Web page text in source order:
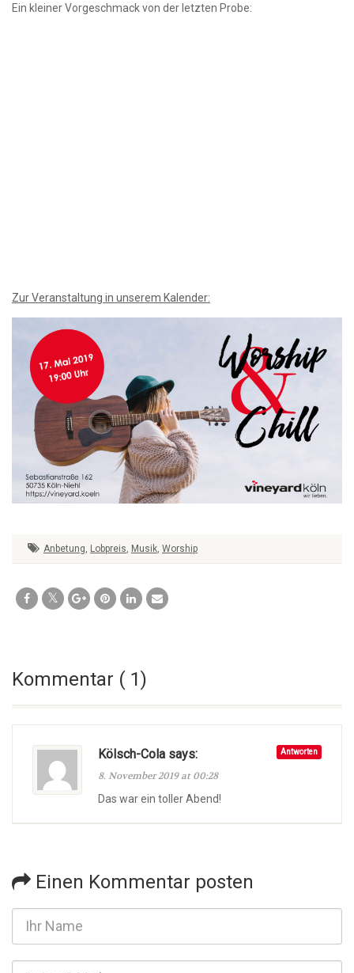
Ein kleiner Vorgeschmack von der letzten Probe:
Zur Veranstaltung in unserem Kalender:
Anbetung Lobpreis Musik Worship
Kommentar ( 1)
Antworten
Kölsch-Cola says:
8. November 2019 at 00:28
Das war ein toller Abend!
Einen Kommentar posten